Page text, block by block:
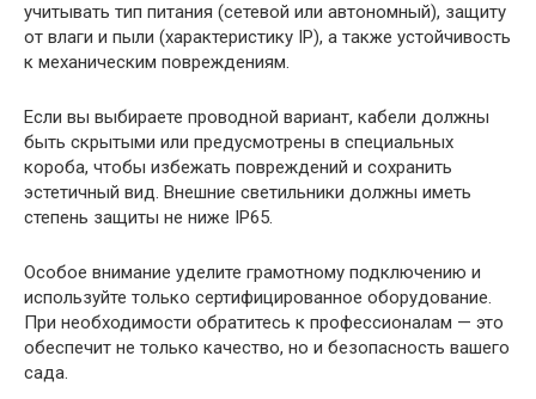
учитывать тип питания (сетевой или автономный), защиту
от влаги и пыли (характеристику IP), а также устойчивость
к механическим повреждениям.
Если вы выбираете проводной вариант, кабели должны
быть скрытыми или предусмотрены в специальных
короба, чтобы избежать повреждений и сохранить
эстетичный вид. Внешние светильники должны иметь
степень защиты не ниже IP65.
Особое внимание уделите грамотному подключению и
используйте только сертифицированное оборудование.
При необходимости обратитесь к профессионалам — это
обеспечит не только качество, но и безопасность вашего
сада.